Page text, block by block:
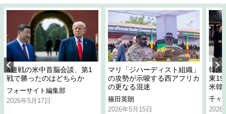
4連戦の米中首脳会談、第1
戦で勝ったのはどちらか
フォーサイト編集部
2026年5月17日
マリ「ジハーディスト組織」
の攻勢が示唆する西アフリカ
の更なる混迷
篠田英朗
2026年5月15日
韓国
東
米韓
千々
2026